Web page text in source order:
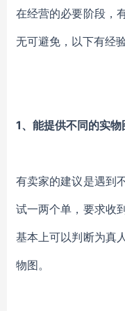
在经营的必要阶段，
无可避免，以下有经
1、能提供不同的实物
有卖家的建议是遇到
试一两个单，要求收
基本上可以判断为真
物图。